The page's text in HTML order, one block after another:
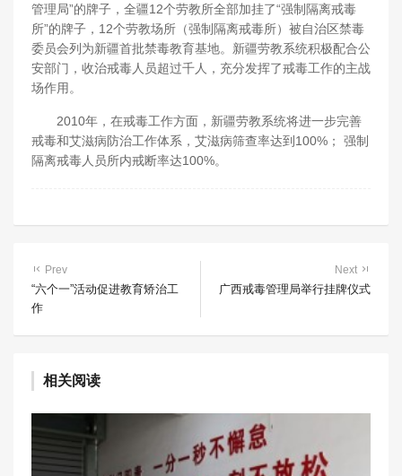
管理局”的牌子，全疆12个劳教所全部加挂了“强制隔离戒毒
所”的牌子，12个劳教场所（强制隔离戒毒所）被自治区禁毒
委员会列为新疆首批禁毒教育基地。新疆劳教系统积极配合公
安部门，收治戒毒人员超过千人，充分发挥了戒毒工作的主战
场作用。
2010年，在戒毒工作方面，新疆劳教系统将进一步完善
戒毒和艾滋病防治工作体系，艾滋病筛查率达到100%； 强制
隔离戒毒人员所内戒断率达100%。
Prev
“六个一”活动促进教育矫治工
作
Next
广西戒毒管理局举行挂牌仪式
相关阅读